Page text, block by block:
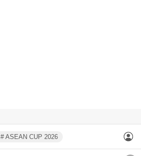
# ASEAN CUP 2026